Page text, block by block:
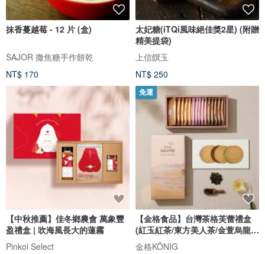
抹香蔓越莓 - 12 片 (盒)
SAJOR 撒焦糖手作餅乾
NT$ 170
太妃糖(iTQi風味絕佳獎2星) (附贈
精美提袋)
上信饌玉
NT$ 250
【中秋推薦】佳冬鄉農會 萬象豐
盈禮盒 | 吹海風長大的蓮霧
Pinkoi Select
免運
【金格食品】台灣茶格芙蕾禮盒
(紅玉紅茶/東方美人茶/金萱烏龍
茶)
金格KÖNIG